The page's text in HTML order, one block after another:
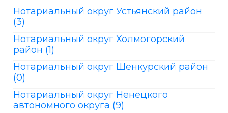
Нотариальный округ Устьянский район
(3)
Нотариальный округ Холмогорский
район (1)
Нотариальный округ Шенкурский район
(0)
Нотариальный округ Ненецкого
автономного округа (9)